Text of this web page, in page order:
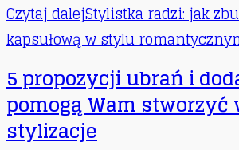
Czytaj dalejStylistka radzi: jak
kapsułową w stylu
5 propozycji ubrań i
pomogą Wam stworzyć
stylizacje